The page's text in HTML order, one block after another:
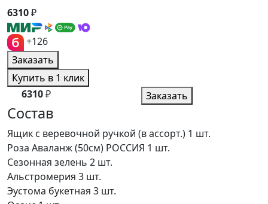
6310₽
+126
Заказать
Купить в 1 клик
6310₽ Заказать
Состав
Ящик с веревочной ручкой (в ассорт.) 1 шт.
Роза Аваланж (50см) РОССИЯ 1 шт.
Сезонная зелень 2 шт.
Альстромерия 3 шт.
Эустома букетная 3 шт.